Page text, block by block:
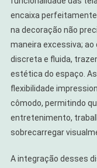
encaixa
na decoração não
maneira excessiva;
discreta e fluida,
estética do espaço.
flexibilidade
cômodo, permitindo
entretenimento,
sobrecarregar
A integração desses